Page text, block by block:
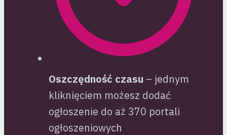
Oszczędność czasu – jednym
kliknięciem możesz dodać
ogłoszenie do aż 370 portali
ogłoszeniowych